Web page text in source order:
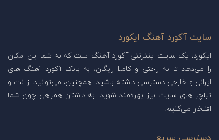
سایت آکورد آهنگ ایکورد
ایکورد، یک سایت اینترنتی آکورد آهنگ است که به شما این امکان
را می‌دهد تا به راحتی و کاملا رایگان، به بانک آکورد آهنگ های
ایرانی و خارجی دسترسی داشته باشید. همچنین، می‌توانید از نت و
تبلچر های سایت نیز بهره‌مند شوید. به داشتن همراهی چون شما
افتخار می‌کنیم.